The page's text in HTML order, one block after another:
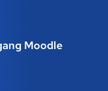
Moodle